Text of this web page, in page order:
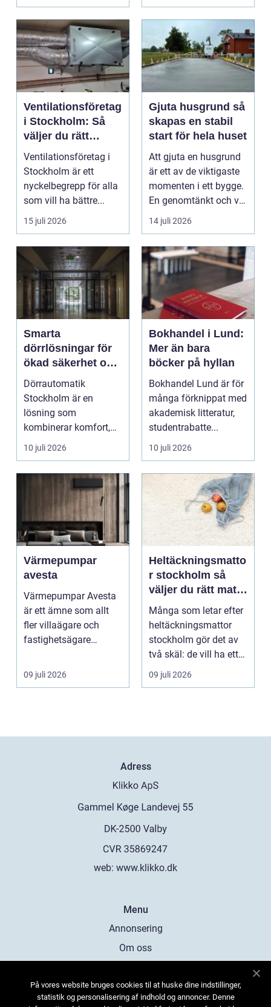
Ventilationsföretag
i Stockholm: Så
väljer du rätt
expert på frisk luft
Ventilationsföretag i
Stockholm är ett
nyckelbegrepp för alla
som vill ha bättre...
15 juli 2026
Gjuta husgrund så
skapas en stabil
start för hela huset
Att gjuta en husgrund
är ett av de viktigaste
momenten i ett bygge.
En genomtänkt och väl
utförd gru...
14 juli 2026
Smarta
dörrlösningar för
ökad säkerhet och
komfort
Dörrautomatik
Stockholm är en
lösning som
kombinerar komfort,
säkerhet och tillg...
10 juli 2026
Bokhandel i Lund:
Mer än bara
böcker på hyllan
Bokhandel Lund är för
många förknippat med
akademisk litteratur,
studentrabatte...
10 juli 2026
Värmepumpar
avesta
Värmepumpar Avesta
är ett ämne som allt
fler villaägare och
fastighetsägare
...
09 juli 2026
Heltäckningsmatto
r stockholm så
väljer du rätt matta
för hem och
kontor
Många som letar efter
heltäckningsmattor
stockholm gör det av
två skäl: de vill ha ett
tystare och m...
09 juli 2026
Adress
web: www.klikko.dk
Menu
Annonsering
Om oss
Kontakta oss
På vores website bruges cookies til at huske dine indstillinger,
statistik og personalisering af indhold og annoncer. Denne